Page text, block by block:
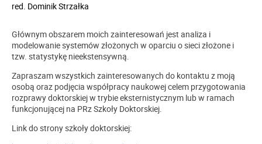
red. Dominik Strzałka
Głównym obszarem moich zainteresowań jest analiza i
modelowanie systemów złożonych w oparciu o sieci złożone i
tzw. statystykę nieekstensywną.
Zapraszam wszystkich zainteresowanych do kontaktu z moją
osobą oraz podjęcia współpracy naukowej celem przygotowania
rozprawy doktorskiej w trybie eksternistycznym lub w ramach
funkcjonującej na PRz Szkoły Doktorskiej.
Link do strony szkoły doktorskiej: